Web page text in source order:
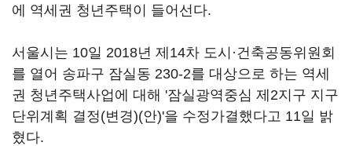
에 역세권 청년주택이 들어선다.
서울시는 10일 2018년 제14차 도시·건축공동위원회
를 열어 송파구 잠실동 230-2를 대상으로 하는 역세
권 청년주택사업에 대해 '잠실광역중심 제2지구 지구
단위계획 결정(변경)(안)'을 수정가결했다고 11일 밝
혔다.